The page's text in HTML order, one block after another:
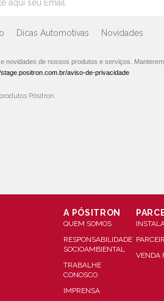
Dicas Automotivas Novidades
novidades de nossos produtos e serviços.
aviso-de-privacidade
Pósitron.
A PÓSITRON
QUEM SOMOS
RESPONSABILIDADE
SOCIOAMBIENTAL
TRABALHE
CONOSCO
IMPRENSA
VENDA